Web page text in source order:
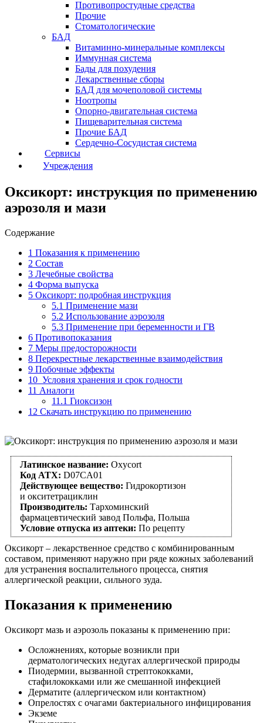
Противопростудные средства
Прочие
Стоматологические
БАД
Витаминно-минеральные комплексы
Иммунная система
Бады для похудения
Лекарственные сборы
БАД для мочеполовой системы
Ноотропы
Опорно-двигательная система
Пищеварительная система
Прочие БАД
Сердечно-Сосудистая система
Сервисы
Учреждения
Оксикорт: инструкция по применению
аэрозоля и мази
Содержание
1 Показания к применению
2 Состав
3 Лечебные свойства
4 Форма выпуска
5 Оксикорт: подробная инструкция
5.1 Применение мази
5.2 Использование аэрозоля
5.3 Применение при беременности и ГВ
6 Противопоказания
7 Меры предосторожности
8 Перекрестные лекарственные взаимодействия
9 Побочные эффекты
10 Условия хранения и срок годности
11 Аналоги
11.1 Гиоксизон
12 Скачать инструкцию по применению
Латинское название: Oxycort
Код АТХ: D07CA01
Действующее вещество: Гидрокортизон
и окситетрациклин
Производитель: Тархоминский
фармацевтический завод Польфа, Польша
Условие отпуска из аптеки: По рецепту
Оксикорт – лекарственное средство с комбинированным
составом, применяют наружно при ряде кожных заболеваний
для устранения воспалительного процесса, снятия
аллергической реакции, сильного зуда.
Показания к применению
Оксикорт мазь и аэрозоль показаны к применению при:
Осложнениях, которые возникли при
дерматологических недугах аллергической природы
Пиодермии, вызванной стрептококками,
стафилококками или же смешанной инфекцией
Дерматите (аллергическом или контактном)
Опрелостях с очагами бактериального инфицирования
Экземе